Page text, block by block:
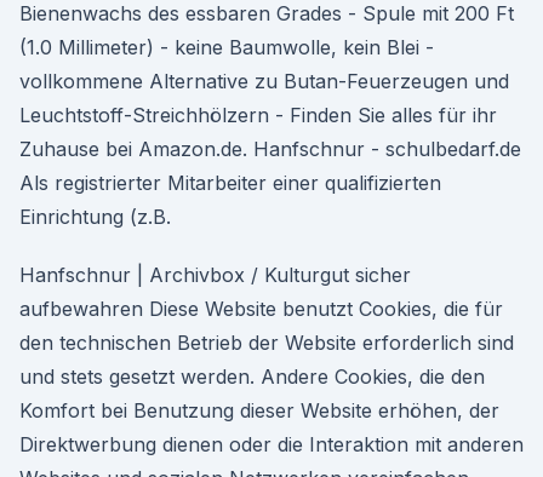
Bienenwachs des essbaren Grades - Spule mit 200 Ft
(1.0 Millimeter) - keine Baumwolle, kein Blei -
vollkommene Alternative zu Butan-Feuerzeugen und
Leuchtstoff-Streichhölzern - Finden Sie alles für ihr
Zuhause bei Amazon.de. Hanfschnur - schulbedarf.de
Als registrierter Mitarbeiter einer qualifizierten
Einrichtung (z.B.
Hanfschnur | Archivbox / Kulturgut sicher
aufbewahren Diese Website benutzt Cookies, die für
den technischen Betrieb der Website erforderlich sind
und stets gesetzt werden. Andere Cookies, die den
Komfort bei Benutzung dieser Website erhöhen, der
Direktwerbung dienen oder die Interaktion mit anderen